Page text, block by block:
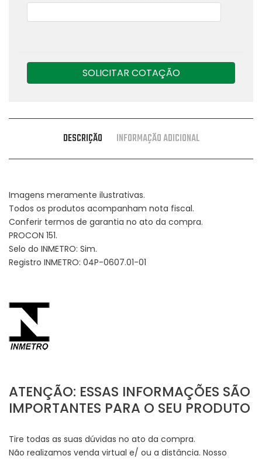
SOLICITAR COTAÇÃO
DESCRIÇÃO INFORMAÇÃO ADICIONAL
Imagens meramente ilustrativas.
Todos os produtos acompanham nota fiscal.
Conferir termos de garantia no ato da compra.
PROCON 151.
Selo do INMETRO: Sim.
Registro INMETRO: 04P-0607.01-01
ATENÇÃO: ESSAS INFORMAÇÕES SÃO
IMPORTANTES PARA O SEU PRODUTO
Tire todas as suas dúvidas no ato da compra.
Não realizamos venda virtual e/ ou a distância. Nosso